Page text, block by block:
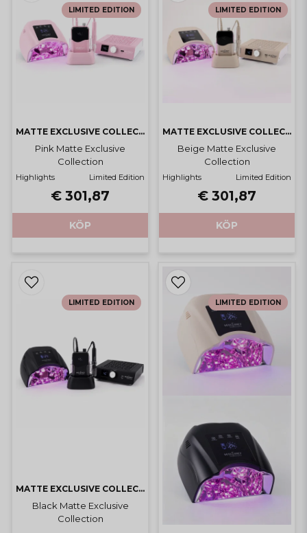
MATTE EXCLUSIVE COLLECTION
Pink Matte Exclusive
Collection
Highlights Limited Edition
€ 301,87
KÖP
LIMITED EDITION
MATTE EXCLUSIVE COLLECTION
Beige Matte Exclusive
Collection
Highlights Limited Edition
€ 301,87
KÖP
LIMITED EDITION
MATTE EXCLUSIVE COLLECTION
Black Matte Exclusive
Collection
LIMITED EDITION LIMITED EDITION